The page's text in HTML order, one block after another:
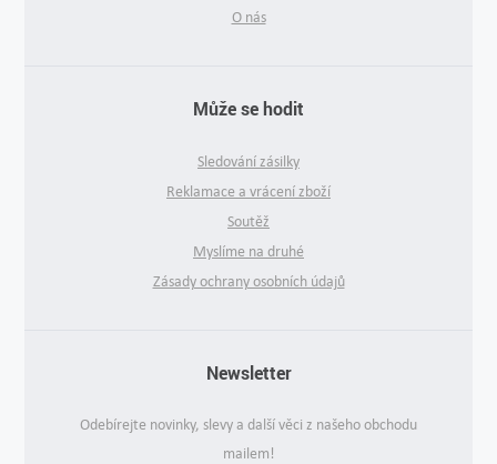
O nás
Může se hodit
Sledování zásilky
Reklamace a vrácení zboží
Soutěž
Myslíme na druhé
Zásady ochrany osobních údajů
Newsletter
Odebírejte novinky, slevy a další věci z našeho obchodu
mailem!